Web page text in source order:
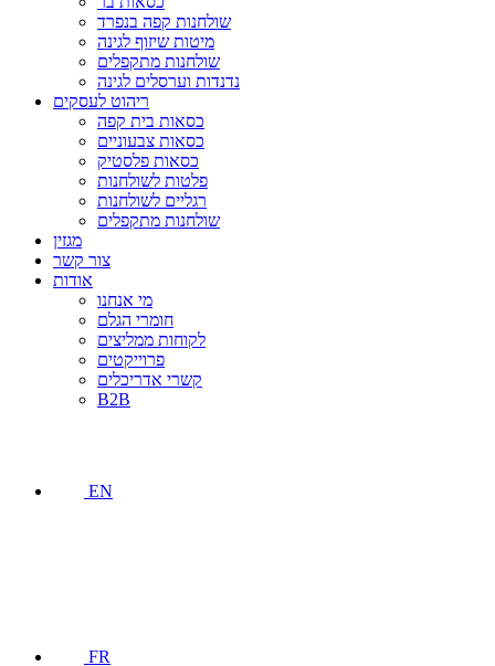
שולחנות קפה בנפרד
מיטות שיזוף לגינה
שולחנות מתקפלים
נדנדות וערסלים לגינה
ריהוט לעסקים
כסאות בית קפה
כסאות צבעוניים
כסאות פלסטיק
פלטות לשולחנות
רגליים לשולחנות
שולחנות מתקפלים
מגזין
צור קשר
אודות
מי אנחנו
חומרי הגלם
לקוחות ממליצים
פרוייקטים
קשרי אדריכלים
B2B
EN
FR